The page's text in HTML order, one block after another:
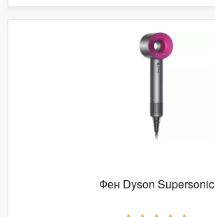
Фен Dyson Supersonic